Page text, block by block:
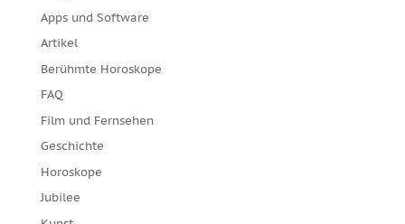
Apps und Software
Artikel
Berühmte Horoskope
FAQ
Film und Fernsehen
Geschichte
Horoskope
Jubilee